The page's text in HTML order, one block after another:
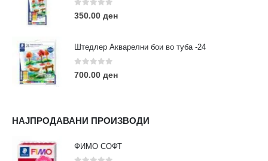
0out of 5
350.00 ден
Штедлер Акварелни бои во туба -24
0out of 5
700.00 ден
НАЈПРОДАВАНИ ПРОИЗВОДИ
ФИМО СОФТ